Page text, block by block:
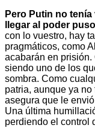
Pero Putin no
llegar al poder
con lo vuestro, hay
pragmáticos, como
acabarán en
siendo uno de los
sombra. Como
patria, aunque ya
asegura que le
Una última
perdiendo el control